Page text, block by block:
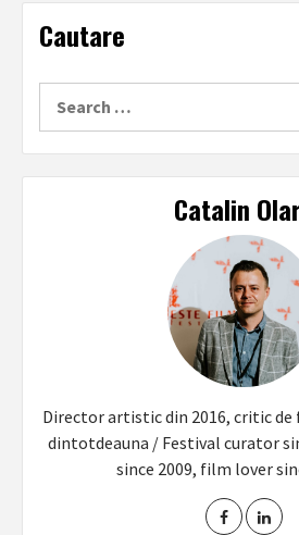
Cautare
for:
Catalin
Director artistic din 2016, critic
dintotdeauna / Festival curator
since 2009, film lover